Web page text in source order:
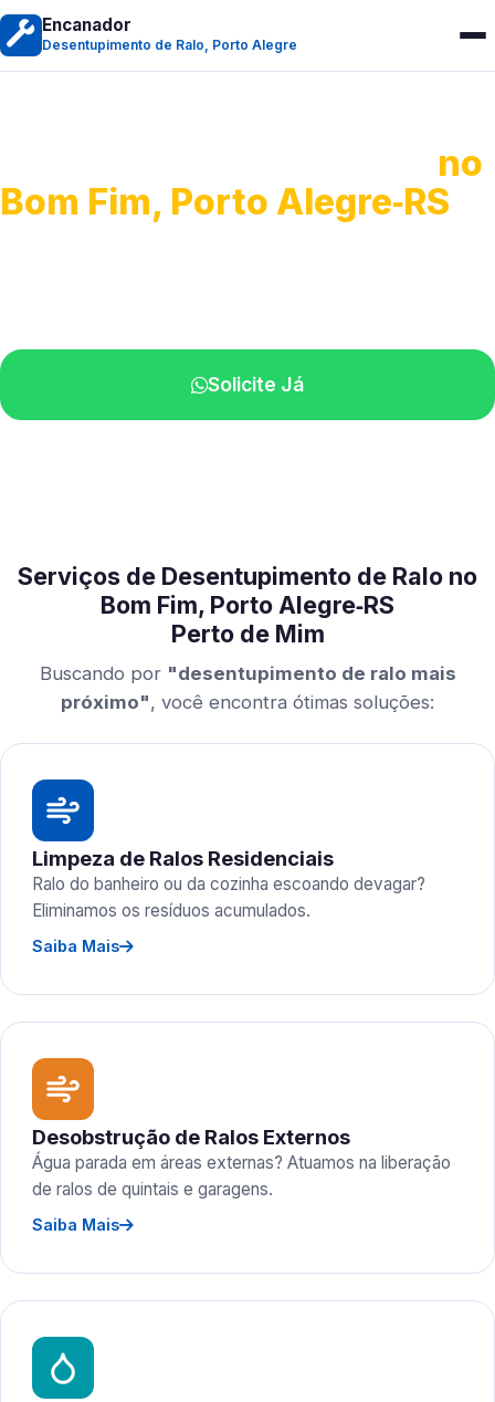
Encanador
Desentupimento de Ralo, Porto Alegre
no
Bom Fim, Porto Alegre‑RS
Solicite Já
Serviços de Desentupimento de Ralo no
Bom Fim, Porto Alegre‑RS
Perto de Mim
Buscando por "desentupimento de ralo mais
próximo", você encontra ótimas soluções:
Limpeza de Ralos Residenciais
Ralo do banheiro ou da cozinha escoando devagar?
Eliminamos os resíduos acumulados.
Saiba Mais
Desobstrução de Ralos Externos
Água parada em áreas externas? Atuamos na liberação
de ralos de quintais e garagens.
Saiba Mais